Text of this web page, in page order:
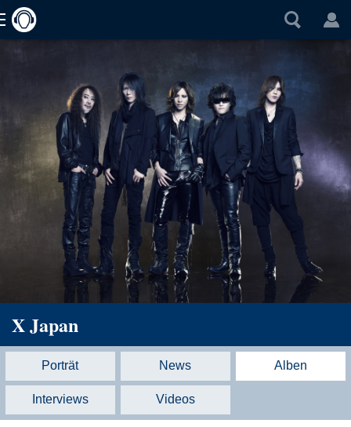
X Japan
Porträt News Alben
Interviews Videos